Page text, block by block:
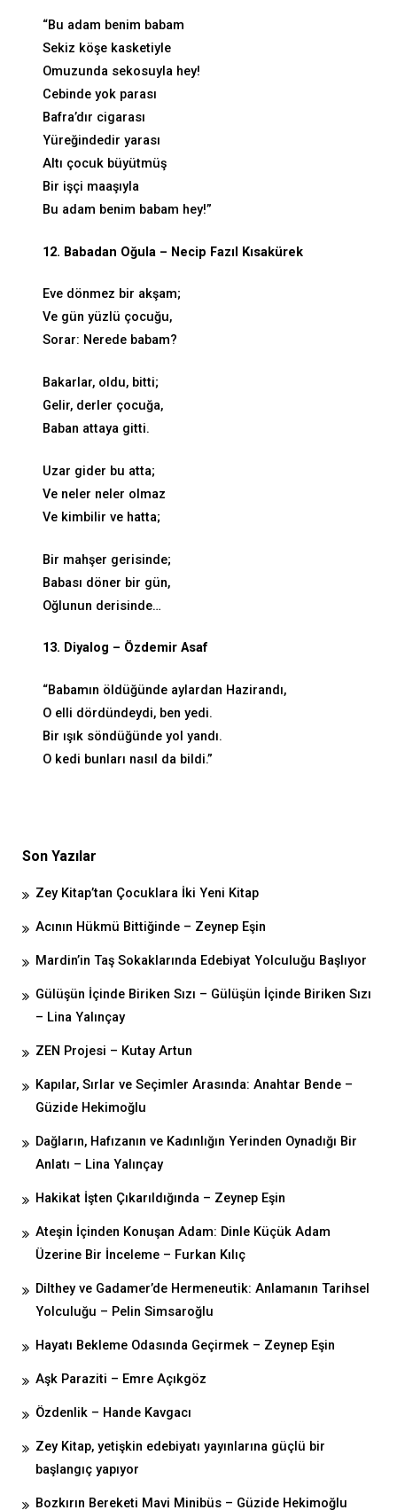
“Bu adam benim babam
Sekiz köşe kasketiyle
Omuzunda sekosuyla hey!
Cebinde yok parası
Bafra’dır cigarası
Yüreğindedir yarası
Altı çocuk büyütmüş
Bir işçi maaşıyla
Bu adam benim babam hey!”
12. Babadan Oğula – Necip Fazıl Kısakürek
Eve dönmez bir akşam;
Ve gün yüzlü çocuğu,
Sorar: Nerede babam?
Bakarlar, oldu, bitti;
Gelir, derler çocuğa,
Baban attaya gitti.
Uzar gider bu atta;
Ve neler neler olmaz
Ve kimbilir ve hatta;
Bir mahşer gerisinde;
Babası döner bir gün,
Oğlunun derisinde…
13. Diyalog – Özdemir Asaf
“Babamın öldüğünde aylardan Hazirandı,
O elli dördündeydi, ben yedi.
Bir ışık söndüğünde yol yandı.
O kedi bunları nasıl da bildi.”
Son Yazılar
Zey Kitap’tan Çocuklara İki Yeni Kitap
Acının Hükmü Bittiğinde – Zeynep Eşin
Mardin’in Taş Sokaklarında Edebiyat Yolculuğu Başlıyor
Gülüşün İçinde Biriken Sızı – Gülüşün İçinde Biriken Sızı
– Lina Yalınçay
ZEN Projesi – Kutay Artun
Kapılar, Sırlar ve Seçimler Arasında: Anahtar Bende –
Güzide Hekimoğlu
Dağların, Hafızanın ve Kadınlığın Yerinden Oynadığı Bir
Anlatı – Lina Yalınçay
Hakikat İşten Çıkarıldığında – Zeynep Eşin
Ateşin İçinden Konuşan Adam: Dinle Küçük Adam
Üzerine Bir İnceleme – Furkan Kılıç
Dilthey ve Gadamer’de Hermeneutik: Anlamanın Tarihsel
Yolculuğu – Pelin Simsaroğlu
Hayatı Bekleme Odasında Geçirmek – Zeynep Eşin
Aşk Paraziti – Emre Açıkgöz
Özdenlik – Hande Kavgacı
Zey Kitap, yetişkin edebiyatı yayınlarına güçlü bir
başlangıç yapıyor
Bozkırın Bereketi Mavi Minibüs – Güzide Hekimoğlu